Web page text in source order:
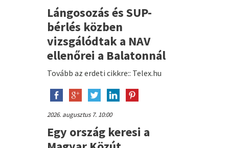
Lángosozás és SUP-
bérlés közben
vizsgálódtak a NAV
ellenőrei a Balatonnál
Tovább az erdeti cikkre:: Telex.hu
2026. augusztus 7. 10:00
Egy ország keresi a